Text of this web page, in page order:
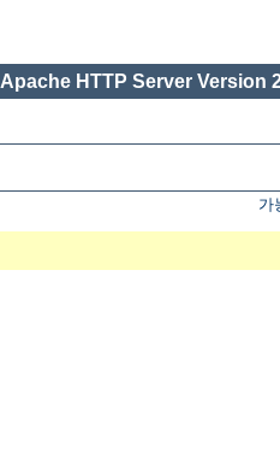
Apache HTTP Server Version
가